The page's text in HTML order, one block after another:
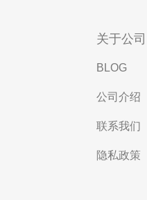
关于公司
BLOG
公司介绍
联系我们
隐私政策